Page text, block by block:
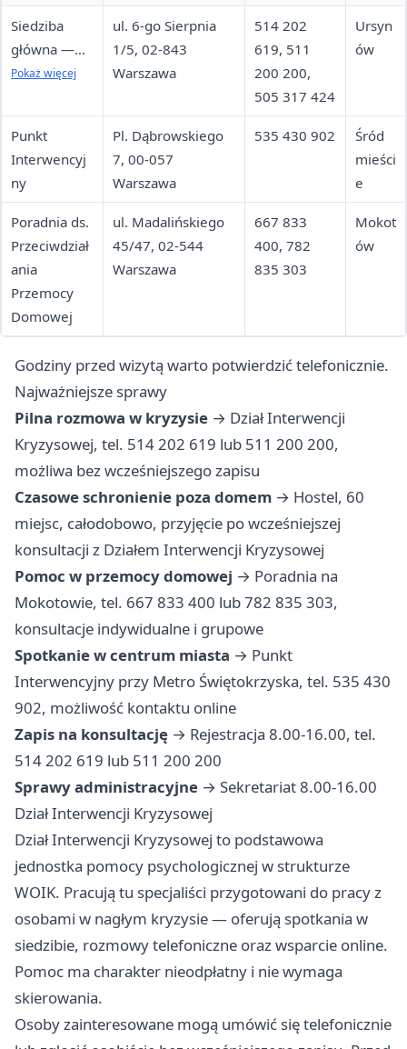
Siedziba
główna —
Dział
Kryzysowej,
Hostel,
Rejestracja,
Poradnia,
Sekretariat
Pokaż więcej
ul. 6-go Sierpnia
1/5, 02-843
Warszawa
514 202
619, 511
200 200,
505 317 424
Ursyn
ów
Punkt
Interwencyj
ny
Pl. Dąbrowskiego
7, 00-057
Warszawa
535 430 902
Śród
mieści
e
Poradnia ds.
Przeciwdział
ania
Przemocy
Domowej
ul. Madalińskiego
45/47, 02-544
Warszawa
667 833
400, 782
835 303
Mokot
ów
Godziny przed wizytą warto potwierdzić telefonicznie.
Najważniejsze sprawy
Pilna rozmowa w kryzysie → Dział Interwencji
Kryzysowej, tel. 514 202 619 lub 511 200 200,
możliwa bez wcześniejszego zapisu
Czasowe schronienie poza domem → Hostel, 60
miejsc, całodobowo, przyjęcie po wcześniejszej
konsultacji z Działem Interwencji Kryzysowej
Pomoc w przemocy domowej → Poradnia na
Mokotowie, tel. 667 833 400 lub 782 835 303,
konsultacje indywidualne i grupowe
Spotkanie w centrum miasta → Punkt
Interwencyjny przy Metro Świętokrzyska, tel. 535 430
902, możliwość kontaktu online
Zapis na konsultację → Rejestracja 8.00-16.00, tel.
514 202 619 lub 511 200 200
Sprawy administracyjne → Sekretariat 8.00-16.00
Dział Interwencji Kryzysowej
Dział Interwencji Kryzysowej to podstawowa
jednostka pomocy psychologicznej w strukturze
WOIK. Pracują tu specjaliści przygotowani do pracy z
osobami w nagłym kryzysie — oferują spotkania w
siedzibie, rozmowy telefoniczne oraz wsparcie online.
Pomoc ma charakter nieodpłatny i nie wymaga
skierowania.
Osoby zainteresowane mogą umówić się telefonicznie